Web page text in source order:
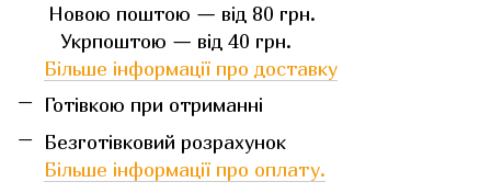
Новою поштою — від 80 грн.
Укрпоштою — від 40 грн.
Більше інформації про доставку
Готівкою при отриманні
Безготівковий розрахунок
Більше інформації про оплату.